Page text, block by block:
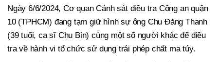
Ngày 6/6/2024, Cơ quan Cảnh sát điều tra Công an quận
10 (TPHCM) đang tạm giữ hình sự ông Chu Đăng Thanh
(39 tuổi, ca sĩ Chu Bin) cùng một số người khác để điều
tra về hành vi tổ chức sử dụng trái phép chất ma túy.